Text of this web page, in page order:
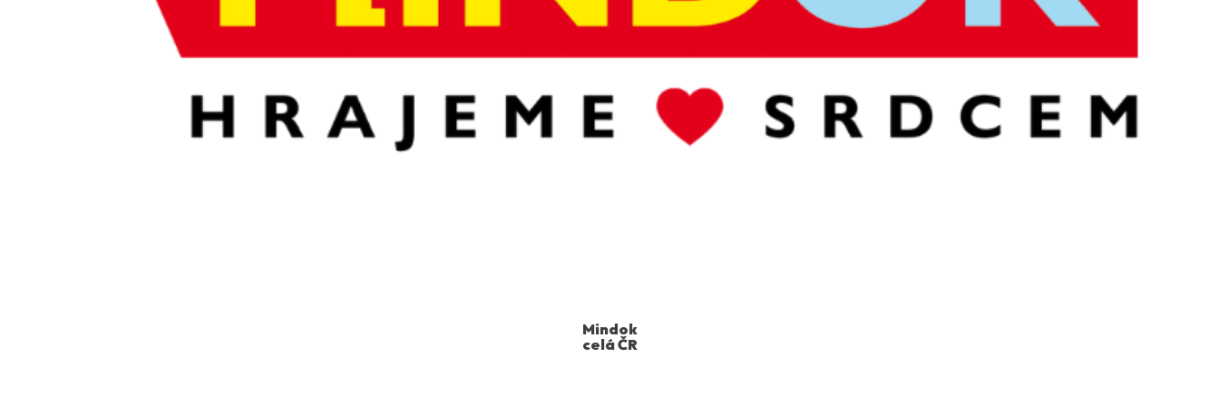
Mindok
celá ČR